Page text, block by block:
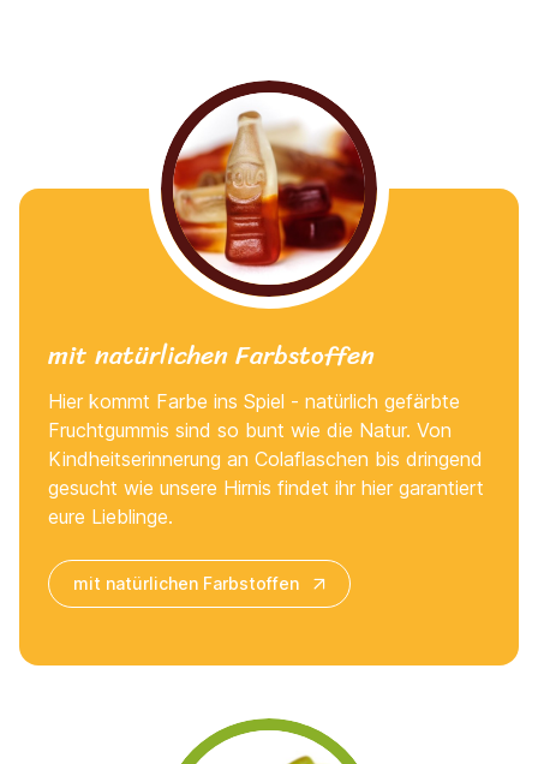
mit natürlichen Farbstoffen
Hier kommt Farbe ins Spiel - natürlich gefärbte
Fruchtgummis sind so bunt wie die Natur. Von
Kindheitserinnerung an Colaflaschen bis dringend
gesucht wie unsere Hirnis findet ihr hier garantiert
eure Lieblinge.
mit natürlichen Farbstoffen